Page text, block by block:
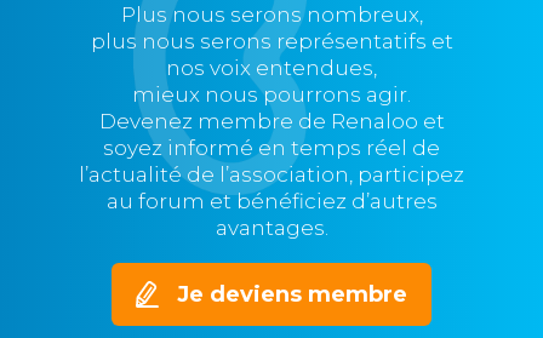
Plus nous serons nombreux,
plus nous serons représentatifs et
nos voix entendues,
mieux nous pourrons agir.
Devenez membre de Renaloo et
soyez informé en temps réel de
l’actualité de l’association, participez
au forum et bénéficiez d’autres
avantages.
Je deviens membre